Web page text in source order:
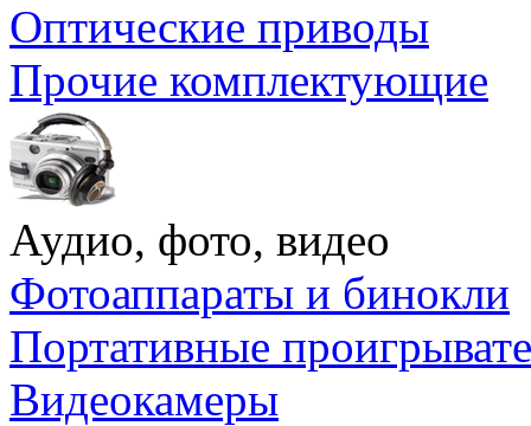
Оптические приводы
Прочие комплектующие
Аудио, фото, видео
Фотоаппараты и бинокли
Портативные
Видеокамеры